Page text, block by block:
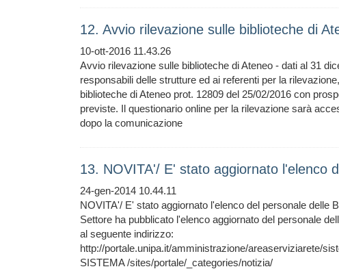
12. Avvio rilevazione sulle biblioteche di
10-ott-2016 11.43.26
Avvio rilevazione sulle biblioteche di Ateneo - dati al 31
responsabili delle strutture ed ai referenti per la
biblioteche di Ateneo prot. 12809 del 25/02/2016 con
previste. Il questionario online per la rilevazione sarà
dopo la comunicazione
13. NOVITA'/ E' stato aggiornato l'elenco
24-gen-2014 10.44.11
NOVITA'/ E' stato aggiornato l'elenco del personale delle
Settore ha pubblicato l'elenco aggiornato del personale
al seguente indirizzo:
http://portale.unipa.it/amministrazione/areaserviziarete/
SISTEMA /sites/portale/_categories/notizia/